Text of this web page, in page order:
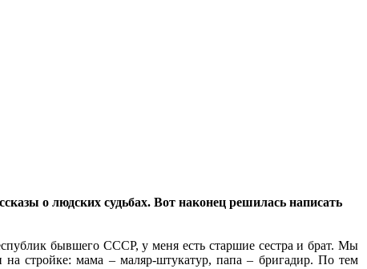
о людских судьбах. Вот наконец решилась написать
бывшего СССР, у меня есть старшие сестра и брат. Мы
стройке: мама – маляр-штукатур, папа – бригадир. По тем